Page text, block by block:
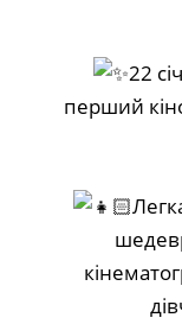
22
перший